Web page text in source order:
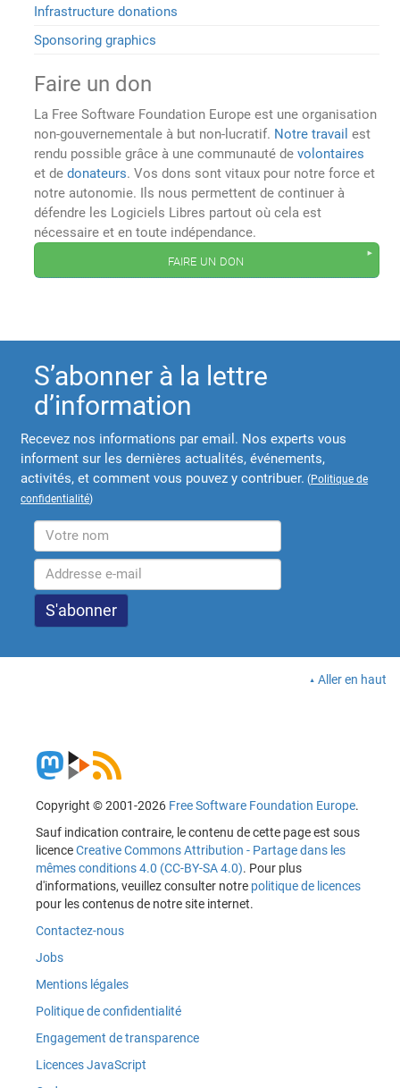
Infrastructure donations
Sponsoring graphics
Faire un don
La Free Software Foundation Europe est une organisation
non-gouvernementale à but non-lucratif. Notre travail est
rendu possible grâce à une communauté devolontaires
et dedonateurs. Vos dons sont vitaux pour notre force et
notre autonomie. Ils nous permettent de continuer à
défendre les Logiciels Libres partout où cela est
nécessaire et en toute indépendance.
faire un don
S’abonner à la lettre
d’information
Recevez nos informations par email. Nos experts vous
informent sur les dernières actualités, événements,
activités, et comment vous pouvez y contribuer. (Politique de
confidentialité)
Aller en haut
Copyright © 2001-2026 Free Software Foundation Europe.
Sauf indication contraire, le contenu de cette page est sous
licenceCreative Commons Attribution - Partage dans les
mêmes conditions 4.0 (CC-BY-SA 4.0). Pour plus
d'informations, veuillez consulter notre politique de licences
pour les contenus de notre site internet.
Contactez-nous
Jobs
Mentions légales
Politique de confidentialité
Engagement de transparence
Licences JavaScript